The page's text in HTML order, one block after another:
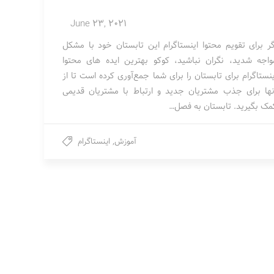
June 23, 2021
برای تقویم محتوا اینستاگرام این تابستان خود با مشکل
شدید، نگران نباشید، کوکو بهترین ایده های محتوا
برای تابستان را برای شما جمع‌آوری کرده است تا از
برای جذب مشتریان جدید و ارتباط با مشتریان قدیمی
بگیرید. تابستان به فصل…
آموزش, اینستاگرام